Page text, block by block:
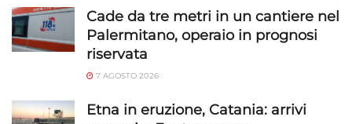
Cade da tre metri in un cantiere nel
Palermitano, operaio in prognosi
riservata
7 AGOSTO 2026
Etna in eruzione, Catania: arrivi